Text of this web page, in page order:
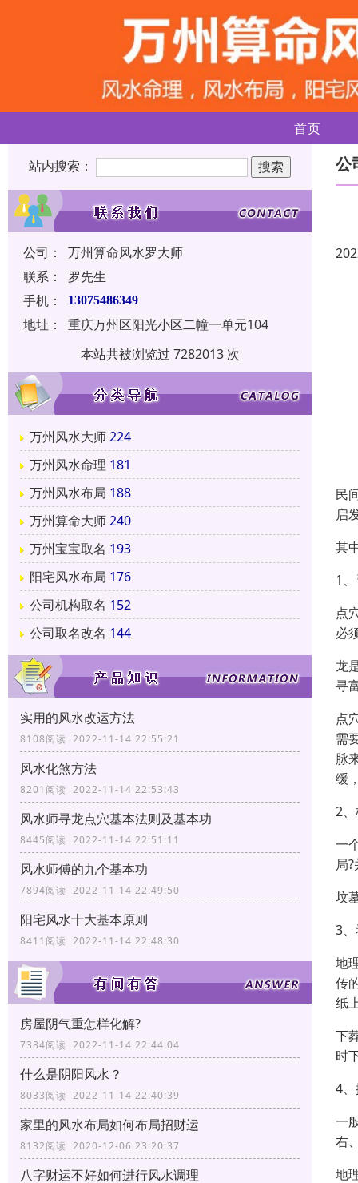
首页
站内搜索：
公司：
万州算命风水罗大师
联系：
罗先生
手机：
13075486349
地址：
重庆万州区阳光小区二幢一单元104
本站共被浏览过 7282013 次
万州风水大师224
万州风水命理 181
万州风水布局 188
万州算命大师240
万州宝宝取名 193
阳宅风水布局 176
公司机构取名 152
公司取名改名 144
实用的风水改运方法
8108阅读 2022-11-14 22:55:21
风水化煞方法
8201阅读 2022-11-14 22:53:43
风水师寻龙点穴基本法则及基本功
8445阅读 2022-11-14 22:51:11
风水师傅的九个基本功
7894阅读 2022-11-14 22:49:50
阳宅风水十大基本原则
8411阅读 2022-11-14 22:48:30
房屋阴气重怎样化解?
7384阅读 2022-11-14 22:44:04
什么是阴阳风水？
8033阅读 2022-11-14 22:40:39
家里的风水布局如何布局招财运
8132阅读 2020-12-06 23:20:37
八字财运不好如何进行风水调理
公
民
启
其
1
点
必
龙
寻
点
需
脉
缓
2
一
局
坟
3
地
传
纸
下
时
4
一
右
地